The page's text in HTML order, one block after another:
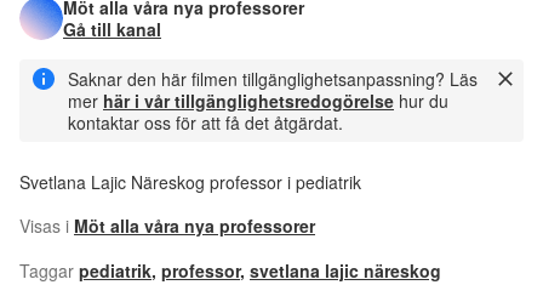
Möt alla våra nya professorer
Gå till kanal
Saknar den här filmen tillgänglighetsanpassning? Läs
mer här i vår tillgänglighetsredogörelse hur du
kontaktar oss för att få det åtgärdat.
Svetlana Lajic Näreskog professor i pediatrik
Visas i Möt alla våra nya professorer
Taggar pediatrik, professor, svetlana lajic näreskog